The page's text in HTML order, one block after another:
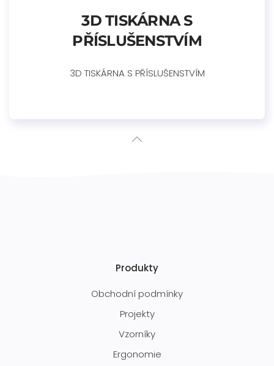
3D TISKÁRNA S
PŘÍSLUŠENSTVÍM
3D TISKÁRNA S PŘÍSLUŠENSTVÍM
Produkty
Obchodní podmínky
Projekty
Vzorníky
Ergonomie